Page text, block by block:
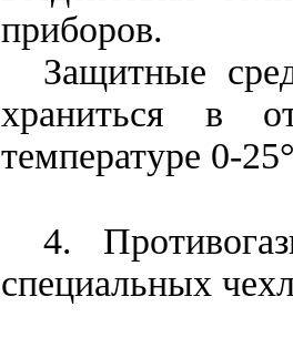
приборов.
Защитные
храниться в
температуре 0-
4.
специальных